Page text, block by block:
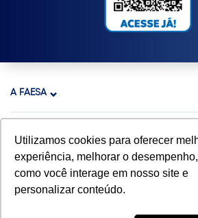
Utilizamos cookies para oferecer
experiência, melhorar o
como você interage em nosso site e
personalizar conteúdo.
A FAESA
ACONTECE NA FAESA
ACONTECE NA FAESA